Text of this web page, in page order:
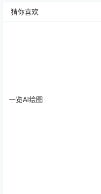
猜你喜欢
一览AI绘图